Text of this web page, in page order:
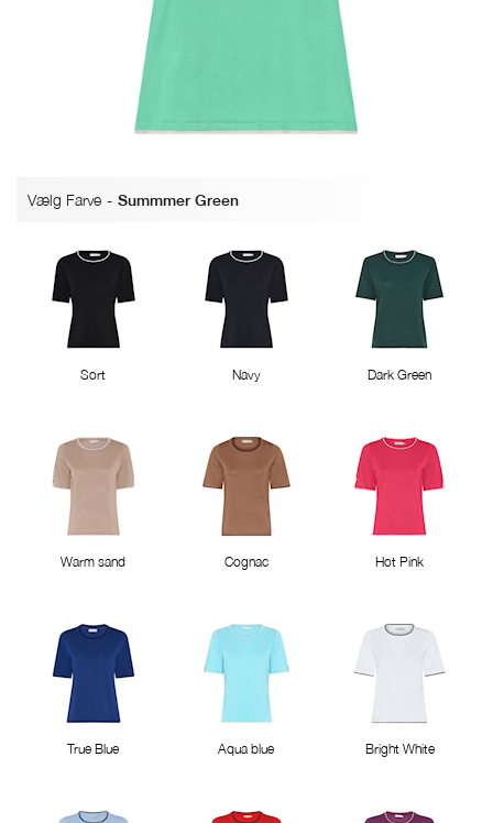
Vælg Farve - Summmer Green
Sort Navy Dark Green
Warm sand Cognac Hot Pink
True Blue Aqua blue Bright White